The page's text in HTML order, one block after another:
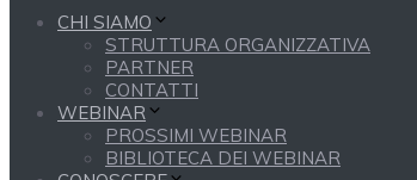
CHI SIAMO
STRUTTURA ORGANIZZATIVA
PARTNER
CONTATTI
WEBINAR
PROSSIMI WEBINAR
BIBLIOTECA DEI WEBINAR